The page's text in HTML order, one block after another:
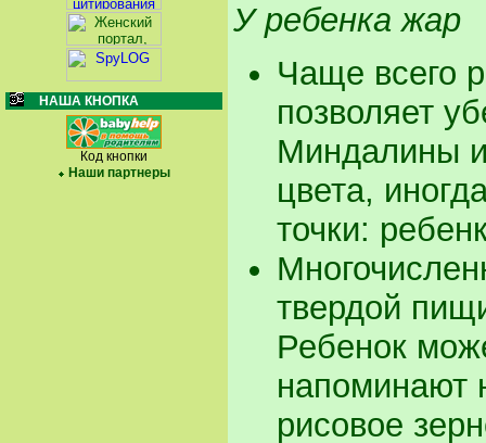
НАША КНОПКА
Код кнопки
Наши партнеры
У ребенка жар
Чаще всего
позволяет
Миндалины и
цвета,
точки:
твердой
Ребенок
напоминают
рисовое